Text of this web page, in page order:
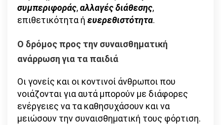
συμπεριφοράς,αλλαγές διάθεσης,
επιθετικότητα ή ευερεθιστότητα.
Ο δρόμος προς την συναισθηματική
ανάρρωση για τα παιδιά
Οι γονείς και οι κοντινοί άνθρωποι που
νοιάζονται για αυτά μπορούν με διάφορες
ενέργειες να τα καθησυχάσουν και να
μειώσουν την συναισθηματική τους φόρτιση.